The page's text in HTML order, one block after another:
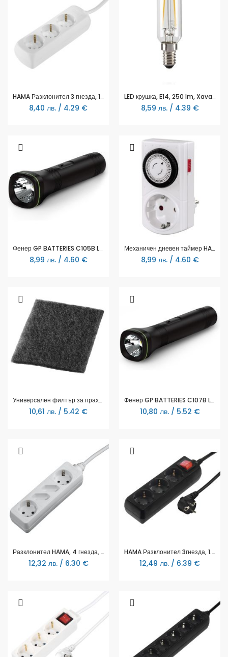
HAMA Разклонител 3 гнезда, 1.4м, бял
8,40 лв. / 4.29 €
LED крушка, E14, 250 lm, Xavax-111449
8,59 лв. / 4.39 €
Фенер GP BATTERIES C105B LED 50 лумена 1*AA батерия
8,99 лв. / 4.60 €
Механичен дневен таймер HAMA Mini, Бял
8,99 лв. / 4.60 €
Универсален филтър за прахосмукачка Xavax, Активен филтър, 3 бр.
10,61 лв. / 5.42 €
Фенер GP BATTERIES C107B LED 70 лумена 2*AA батерия
10,80 лв. / 5.52 €
Разклонител HAMA, 4 гнезда, 121921
12,32 лв. / 6.30 €
HAMA Разклонител 3гнезда, 1.4м,черен с бутон вкл/изкл
12,49 лв. / 6.39 €